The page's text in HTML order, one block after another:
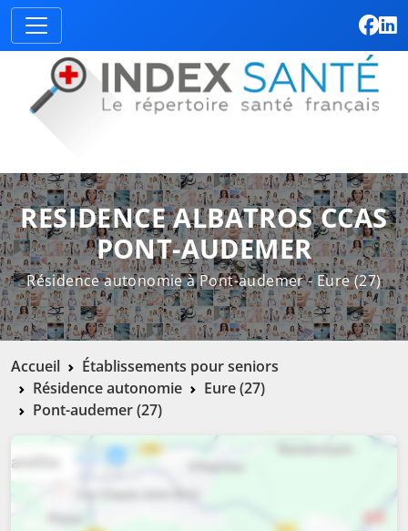
RESIDENCE ALBATROS CCAS
PONT-AUDEMER
Résidence autonomie à Pont-audemer - Eure (27)
Accueil
Établissements pour seniors
Résidence autonomie
Eure (27)
Pont-audemer (27)